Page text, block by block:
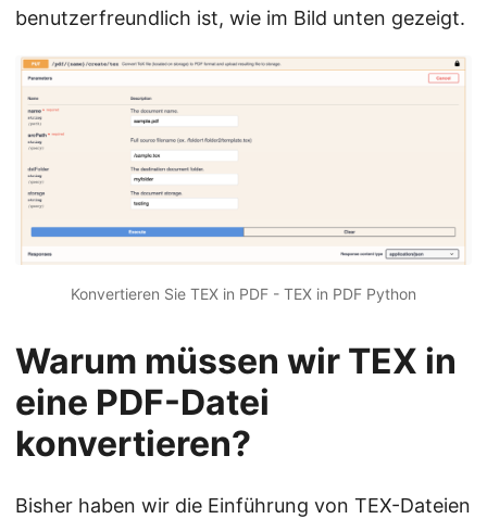
benutzerfreundlich ist, wie im Bild unten gezeigt.
Konvertieren Sie TEX in PDF - TEX in PDF Python
Warum müssen wir TEX in
eine PDF-Datei
konvertieren?
Bisher haben wir die Einführung von TEX-Dateien